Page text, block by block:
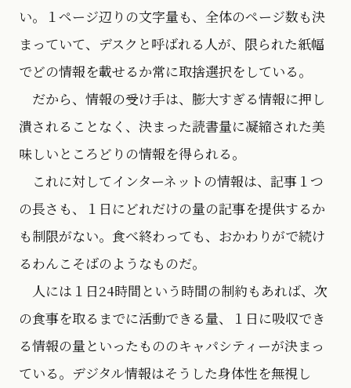
い。１ページ辺りの文字量も、全体のページ数も決
まっていて、デスクと呼ばれる人が、限られた紙幅
でどの情報を載せるか常に取捨選択をしている。
だから、情報の受け手は、膨大すぎる情報に押し
潰されることなく、決まった読書量に凝縮された美
味しいところどりの情報を得られる。
これに対してインターネットの情報は、記事１つ
の長さも、１日にどれだけの量の記事を提供するか
も制限がない。食べ終わっても、おかわりがで続け
るわんこそばのようなものだ。
人には１日24時間という時間の制約もあれば、次
の食事を取るまでに活動できる量、１日に吸収でき
る情報の量といったもののキャパシティーが決まっ
ている。デジタル情報はそうした身体性を無視し